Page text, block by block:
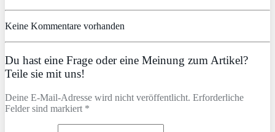
Keine Kommentare vorhanden
Du hast eine Frage oder eine Meinung zum Artikel?
Teile sie mit uns!
Deine E-Mail-Adresse wird nicht veröffentlicht. Erforderliche
Felder sind markiert *